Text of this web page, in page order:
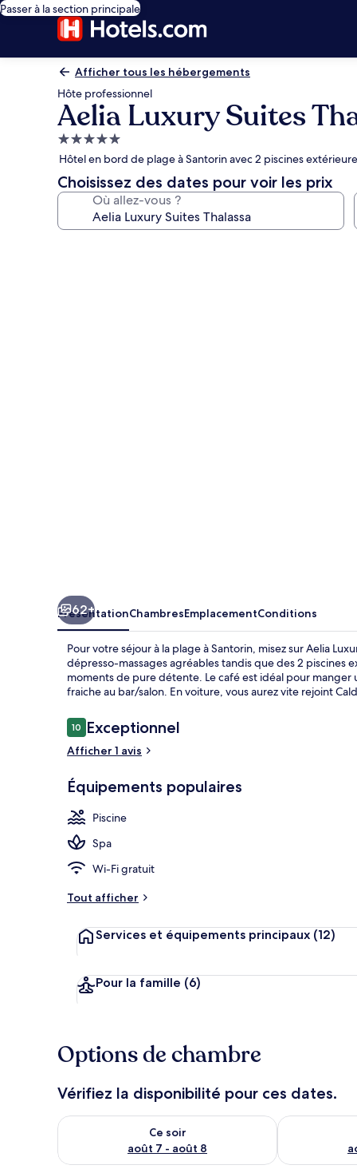
Passer à la section principale
Afficher tous les hébergements
Hôte professionnel
Aelia Luxury Suites
Hébergement
5.0 étoiles
Hôtel en bord de plage à Santorin avec 2 piscines
Choisissez des dates pour voir les prix
Où allez-vous ?
62+
PrésentationChambresEmplacementConditions
Pour votre séjour à la plage à Santorin, misez sur Aelia
dépresso-massages agréables tandis que des 2
moments de pure détente. Le café est idéal pour
fraiche au bar/salon. En voiture, vous aurez vite rejoint
Avis
voyageurs
1010 sur 10
Exceptionnel
Afficher 1 avis
Équipements populaires
Piscine
Spa
Wi-Fi gratuit
Tout afficher
Services et équipements principaux (12)
Pour la famille (6)
Options de chambre
Vérifiez la disponibilité pour ces dates.
Ce soir
août 7 - août 8
Vérifier la disponibilité pour ce soir août 7 - août 8
Vérifier la